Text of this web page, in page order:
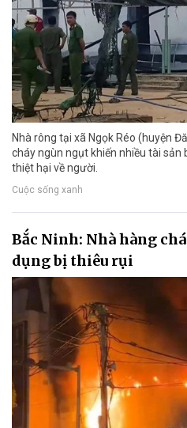
Nhà rông tại xã Ngọk Réo (huyện
cháy ngùn ngụt khiến nhiều tài sản
thiệt hại về người.
Cuộc sống xanh
Bắc Ninh: Nhà hàng
dụng bị thiêu rụi